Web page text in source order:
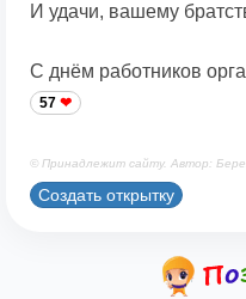
И удачи, вашему
С днём работников
57
© Принадлежит сайту. Автор:
Создать открытку